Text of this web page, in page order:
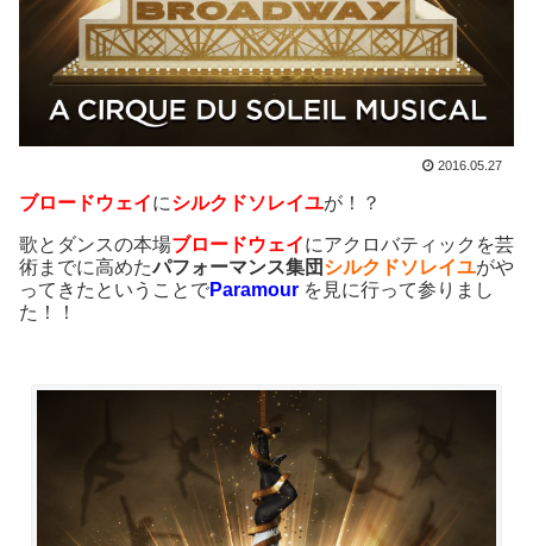
2016.05.27
ブロードウェイにシルクドソレイユが！？
歌とダンスの本場ブロードウェイにアクロバティックを芸
術までに高めたパフォーマンス集団 シルクドソレイユがや
ってきたということでParamour を見に行って参りまし
た！！